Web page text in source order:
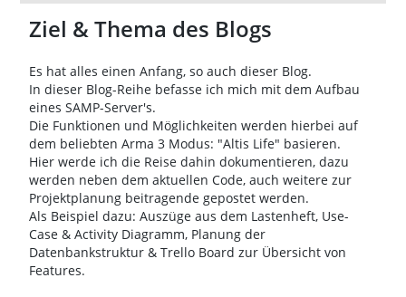
Ziel & Thema des Blogs
Es hat alles einen Anfang, so auch dieser Blog.
In dieser Blog-Reihe befasse ich mich mit dem Aufbau
eines SAMP-Server's.
Die Funktionen und Möglichkeiten werden hierbei auf
dem beliebten Arma 3 Modus: "Altis Life" basieren.
Hier werde ich die Reise dahin dokumentieren, dazu
werden neben dem aktuellen Code, auch weitere zur
Projektplanung beitragende gepostet werden.
Als Beispiel dazu: Auszüge aus dem Lastenheft, Use-
Case & Activity Diagramm, Planung der
Datenbankstruktur & Trello Board zur Übersicht von
Features.